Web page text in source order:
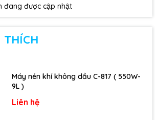
đang được cập nhật
THÍCH
Máy nén khí không dầu C-817 ( 550W-
9L )
Liên hệ